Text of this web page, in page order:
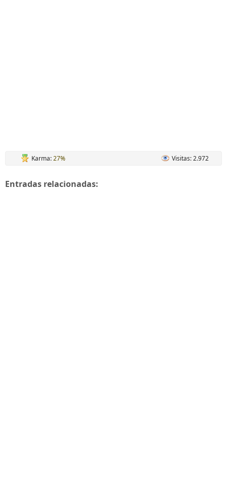
Karma:27% Visitas: 2.972
Entradas relacionadas: